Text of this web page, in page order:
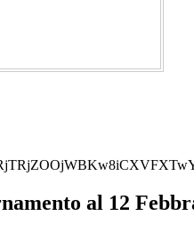
al 12